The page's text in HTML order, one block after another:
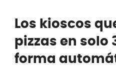
Los kioscos
pizzas en solo
forma